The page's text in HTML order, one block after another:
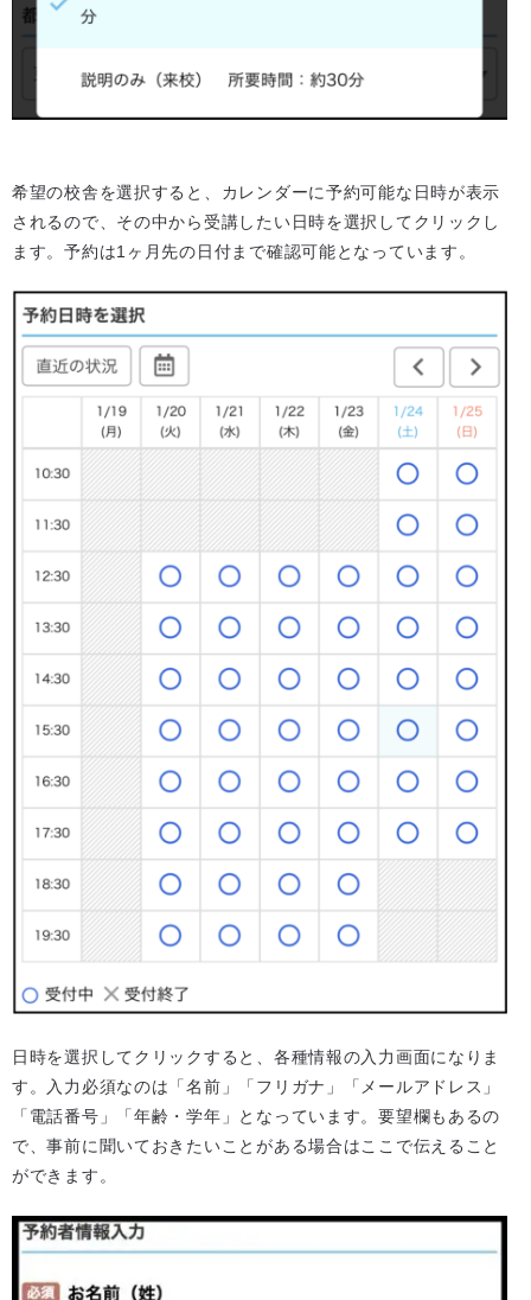
希望の校舎を選択すると、カレンダーに予約可能な日時が表示
されるので、その中から受講したい日時を選択してクリックし
ます。予約は1ヶ月先の日付まで確認可能となっています。
日時を選択してクリックすると、各種情報の入力画面になりま
す。入力必須なのは「名前」「フリガナ」「メールアドレス」
「電話番号」「年齢・学年」となっています。要望欄もあるの
で、事前に聞いておきたいことがある場合はここで伝えること
ができます。